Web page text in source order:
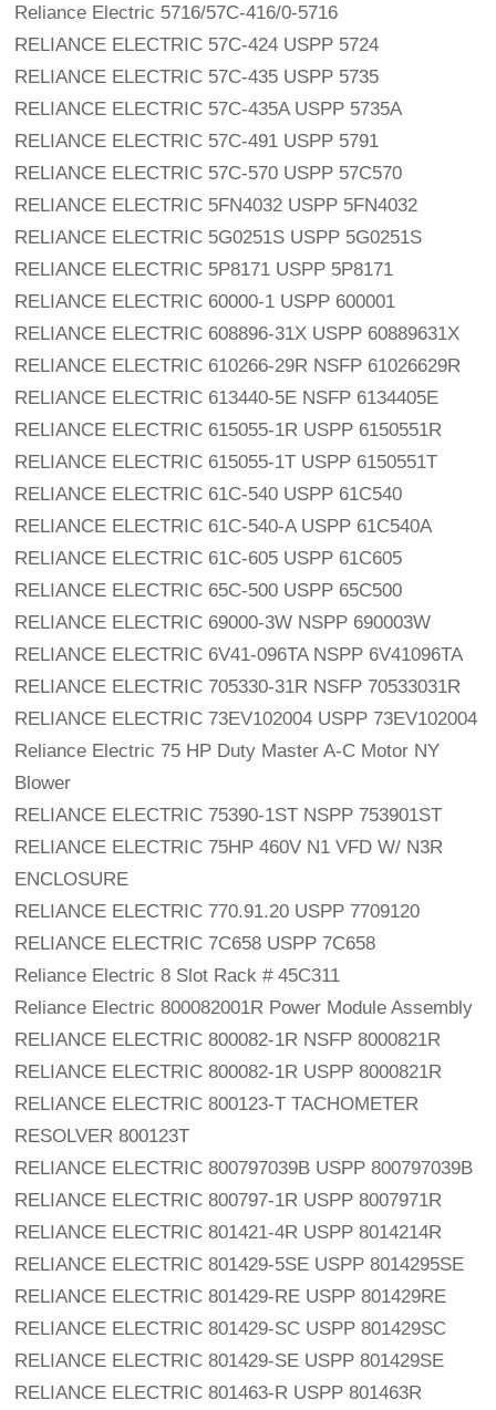
Reliance Electric 5716/57C-416/0-5716
RELIANCE ELECTRIC 57C-424 USPP 5724
RELIANCE ELECTRIC 57C-435 USPP 5735
RELIANCE ELECTRIC 57C-435A USPP 5735A
RELIANCE ELECTRIC 57C-491 USPP 5791
RELIANCE ELECTRIC 57C-570 USPP 57C570
RELIANCE ELECTRIC 5FN4032 USPP 5FN4032
RELIANCE ELECTRIC 5G0251S USPP 5G0251S
RELIANCE ELECTRIC 5P8171 USPP 5P8171
RELIANCE ELECTRIC 60000-1 USPP 600001
RELIANCE ELECTRIC 608896-31X USPP 60889631X
RELIANCE ELECTRIC 610266-29R NSFP 61026629R
RELIANCE ELECTRIC 613440-5E NSFP 6134405E
RELIANCE ELECTRIC 615055-1R USPP 6150551R
RELIANCE ELECTRIC 615055-1T USPP 6150551T
RELIANCE ELECTRIC 61C-540 USPP 61C540
RELIANCE ELECTRIC 61C-540-A USPP 61C540A
RELIANCE ELECTRIC 61C-605 USPP 61C605
RELIANCE ELECTRIC 65C-500 USPP 65C500
RELIANCE ELECTRIC 69000-3W NSPP 690003W
RELIANCE ELECTRIC 6V41-096TA NSPP 6V41096TA
RELIANCE ELECTRIC 705330-31R NSFP 70533031R
RELIANCE ELECTRIC 73EV102004 USPP 73EV102004
Reliance Electric 75 HP Duty Master A-C Motor NY
Blower
RELIANCE ELECTRIC 75390-1ST NSPP 753901ST
RELIANCE ELECTRIC 75HP 460V N1 VFD W/ N3R
ENCLOSURE
RELIANCE ELECTRIC 770.91.20 USPP 7709120
RELIANCE ELECTRIC 7C658 USPP 7C658
Reliance Electric 8 Slot Rack # 45C311
Reliance Electric 800082001R Power Module Assembly
RELIANCE ELECTRIC 800082-1R NSFP 8000821R
RELIANCE ELECTRIC 800082-1R USPP 8000821R
RELIANCE ELECTRIC 800123-T TACHOMETER
RESOLVER 800123T
RELIANCE ELECTRIC 800797039B USPP 800797039B
RELIANCE ELECTRIC 800797-1R USPP 8007971R
RELIANCE ELECTRIC 801421-4R USPP 8014214R
RELIANCE ELECTRIC 801429-5SE USPP 8014295SE
RELIANCE ELECTRIC 801429-RE USPP 801429RE
RELIANCE ELECTRIC 801429-SC USPP 801429SC
RELIANCE ELECTRIC 801429-SE USPP 801429SE
RELIANCE ELECTRIC 801463-R USPP 801463R